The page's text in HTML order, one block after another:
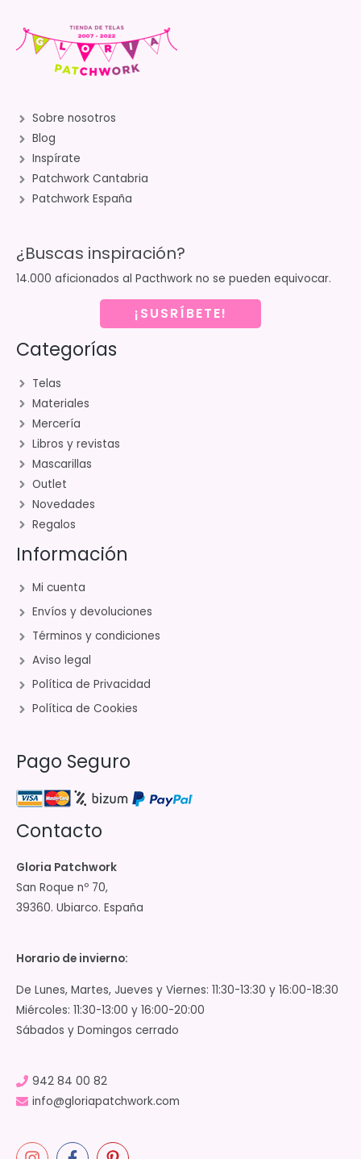
Sobre nosotros
Blog
Inspírate
Patchwork Cantabria
Patchwork España
¿Buscas inspiración?
14.000 aficionados al Pacthwork no se pueden equivocar.
¡SUSRÍBETE!
Categorías
Telas
Materiales
Mercería
Libros y revistas
Mascarillas
Outlet
Novedades
Regalos
Información
Mi cuenta
Envíos y devoluciones
Términos y condiciones
Aviso legal
Política de Privacidad
Política de Cookies
Pago Seguro
Contacto
Gloria Patchwork
San Roque nº 70,
39360. Ubiarco. España
Horario de invierno:
De Lunes, Martes, Jueves y Viernes: 11:30-13:30 y 16:00-18:30
Miércoles: 11:30-13:00 y 16:00-20:00
Sábados y Domingos cerrado
942 84 00 82
info@gloriapatchwork.com